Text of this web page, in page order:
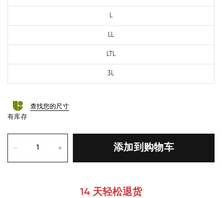
L
LL
LTL
3L
查找您的尺寸
有库存
添加到购物车
14 天轻松退货